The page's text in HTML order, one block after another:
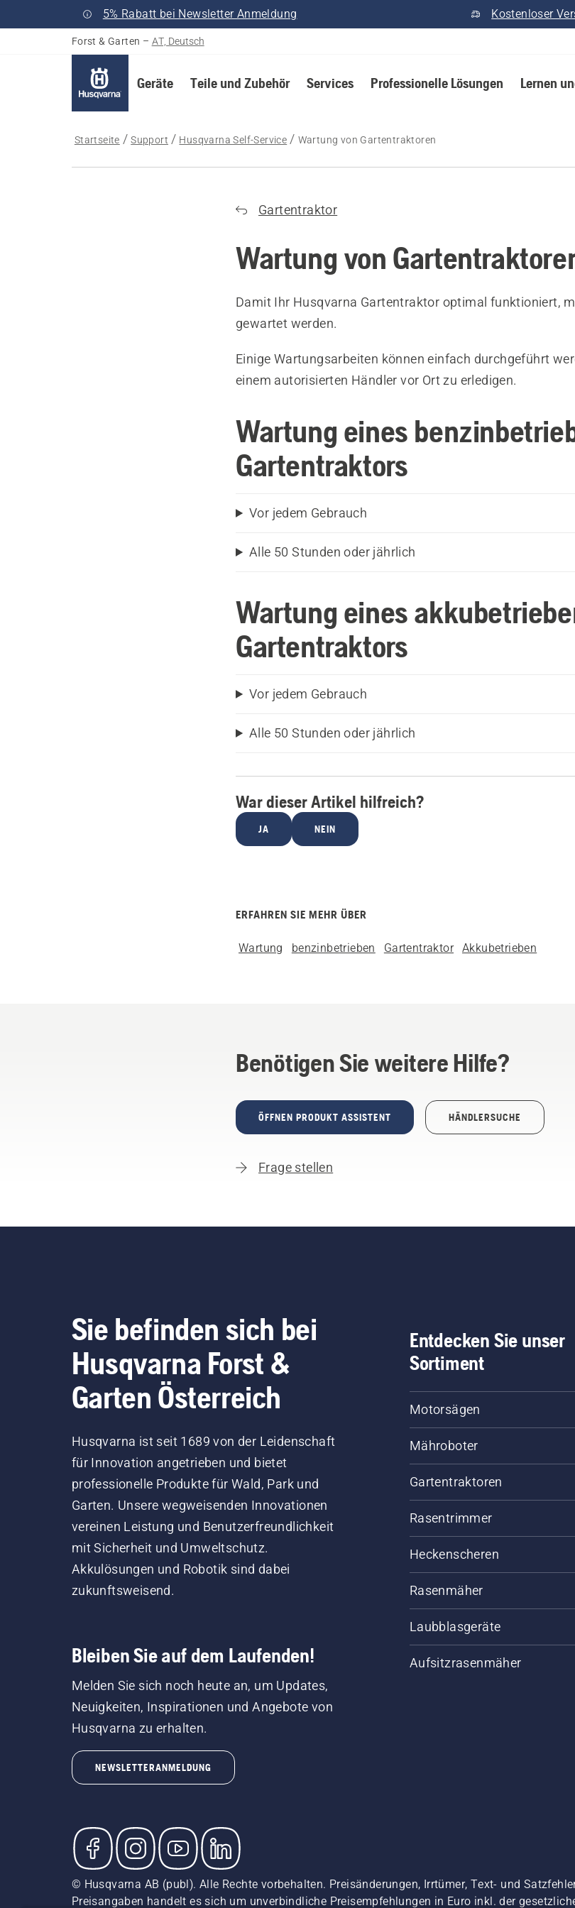
5% Rabatt bei Newsletter Anmeldung Kostenloser
Forst & Garten – AT, Deutsch
Geräte Teile und Zubehör Services Professionelle Lösungen Lernen
Startseite Support Husqvarna Self-Service Wartung von Gartentraktoren
Gartentraktor
Wartung von
Damit Ihr Husqvarna Gartentraktor optimal funktioniert,
gewartet werden.
Einige Wartungsarbeiten können einfach durchgeführt
einem autorisierten Händler vor Ort zu erledigen.
Wartung eines
Gartentraktors
Vor jedem Gebrauch
Alle 50 Stunden oder jährlich
Wartung eines
Gartentraktors
Vor jedem Gebrauch
Alle 50 Stunden oder jährlich
War dieser Artikel hilfreich?
JA NEIN
ERFAHREN SIE MEHR ÜBER
Wartung benzinbetrieben Gartentraktor Akkubetrieben
Benötigen Sie weitere Hilfe?
ÖFFNEN PRODUKT ASSISTENT HÄNDLERSUCHE
Frage stellen
Sie befinden sich bei
Husqvarna Forst &
Garten Österreich
Husqvarna ist seit 1689 von der Leidenschaft
für Innovation angetrieben und bietet
professionelle Produkte für Wald, Park und
Garten. Unsere wegweisenden Innovationen
vereinen Leistung und Benutzerfreundlichkeit
mit Sicherheit und Umweltschutz.
Akkulösungen und Robotik sind dabei
zukunftsweisend.
Bleiben Sie auf dem Laufenden!
Melden Sie sich noch heute an, um Updates,
Neuigkeiten, Inspirationen und Angebote von
Husqvarna zu erhalten.
NEWSLETTERANMELDUNG
Entdecken Sie unser
Sortiment
Motorsägen
Mähroboter
Gartentraktoren
Rasentrimmer
Heckenscheren
Rasenmäher
Laubblasgeräte
Aufsitzrasenmäher
© Husqvarna AB (publ). Alle Rechte vorbehalten. Preisänderungen, Irrtümer, Text- und
Preisangaben handelt es sich um unverbindliche Preisempfehlungen in Euro inkl. der